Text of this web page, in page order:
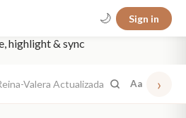
🌙 Sign in
highlight & sync
Valera Actualizada Aa ›